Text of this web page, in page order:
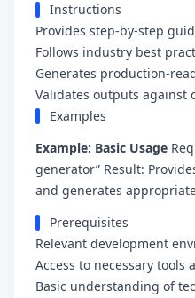
Instructions
Provides step-by-step
Follows industry best
Generates production-
Validates outputs against
Examples
Example: Basic Usage
generator” Result:
and generates
Prerequisites
Relevant development
Access to necessary tools
Basic understanding of